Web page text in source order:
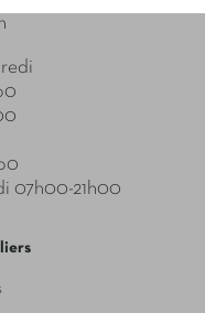
07h00-21h00